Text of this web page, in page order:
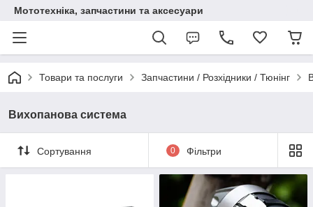
Мототехніка, запчастини та аксесуари
Товари та послуги Запчастини / Розхідники / Тюнінг
Вихопанова система
Сортування 0 Фільтри